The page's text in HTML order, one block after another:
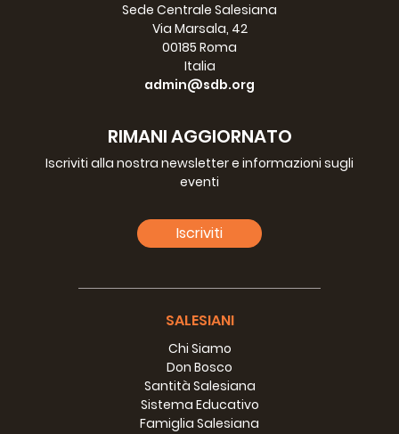
Sede Centrale Salesiana
Via Marsala, 42
00185 Roma
Italia
admin@sdb.org
RIMANI AGGIORNATO
Iscriviti alla nostra newsletter e informazioni sugli
eventi
Iscriviti
SALESIANI
Chi Siamo
Don Bosco
Santità Salesiana
Sistema Educativo
Famiglia Salesiana